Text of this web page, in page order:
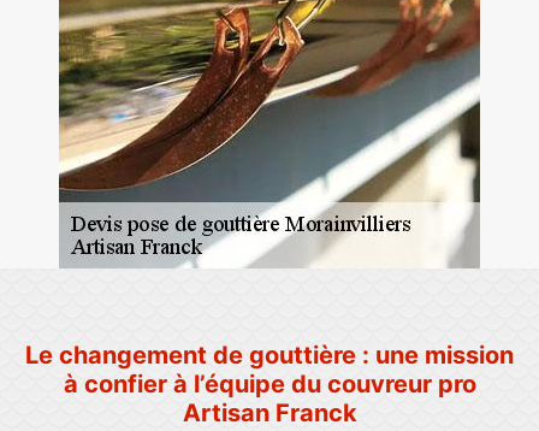
Le changement de gouttière : une mission
à confier à l’équipe du couvreur pro
Artisan Franck